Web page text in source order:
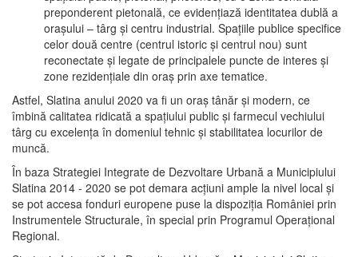
preponderent pietonală, ce evidenţiază identitatea dublă a
oraşului – târg şi centru industrial. Spaţiile publice specifice
celor două centre (centrul istoric şi centrul nou) sunt
reconectate şi legate de principalele puncte de interes şi
zone rezidenţiale din oraş prin axe tematice.
Astfel, Slatina anului 2020 va fi un oraş tânăr şi modern, ce
îmbină calitatea ridicată a spaţiului public şi farmecul vechiului
târg cu excelenţa în domeniul tehnic şi stabilitatea locurilor de
muncă.
În baza Strategiei Integrate de Dezvoltare Urbană a Municipiului
Slatina 2014 - 2020 se pot demara acţiuni ample la nivel local şi
se pot accesa fonduri europene puse la dispoziţia României prin
Instrumentele Structurale, în special prin Programul Operațional
Regional.